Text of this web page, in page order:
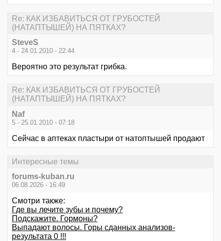
Re: КАК ИЗБАВИТЬСЯ ОТ ГРУБОСТЕЙ
(НАТАПТЫШЕЙ) НА ПЯТКАХ?
SteveS
4 - 24.01.2010 - 22:44
Вероятно это результат грибка.
Re: КАК ИЗБАВИТЬСЯ ОТ ГРУБОСТЕЙ
(НАТАПТЫШЕЙ) НА ПЯТКАХ?
Naf
5 - 25.01.2010 - 07:18
Сейчас в аптеках пластыри от натоптышей продают
Интересные темы
forums-kuban.ru
06.08.2026 - 16:49
Смотри также:
Где вы лечите зубы и почему?
Подскажите. Гормоны?
Выпадают волосы. Горы сданных анализов-
результата 0 !!!